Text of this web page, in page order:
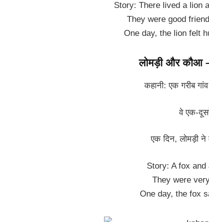
Story: There lived a lion
They were good
One day, the lion felt
लोमड़ी और कौआ
कहानी: एक गरीब
वे एक-
एक दिन, लोमड़ी ने
Story: A fox
They were
One day, the fox